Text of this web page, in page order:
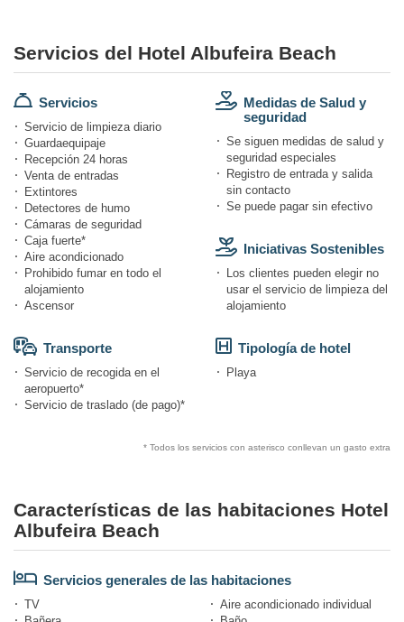
Servicios del Hotel Albufeira Beach
Servicios
Servicio de limpieza diario
Guardaequipaje
Recepción 24 horas
Venta de entradas
Extintores
Detectores de humo
Cámaras de seguridad
Caja fuerte*
Aire acondicionado
Prohibido fumar en todo el
alojamiento
Ascensor
Transporte
Servicio de recogida en el
aeropuerto*
Servicio de traslado (de pago)*
Medidas de Salud y
seguridad
Se siguen medidas de salud y
seguridad especiales
Registro de entrada y salida
sin contacto
Se puede pagar sin efectivo
Iniciativas Sostenibles
Los clientes pueden elegir no
usar el servicio de limpieza del
alojamiento
Tipología de hotel
Playa
* Todos los servicios con asterisco conllevan un gasto extra
Características de las habitaciones Hotel
Albufeira Beach
Servicios generales de las habitaciones
TV
Aire acondicionado individual